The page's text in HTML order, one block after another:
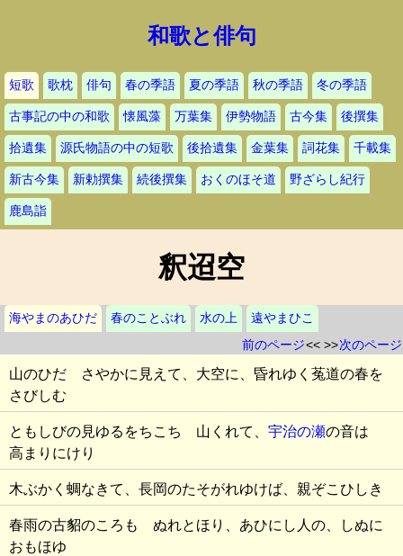
和歌と俳句
短歌 歌枕 俳句 春の季語 夏の季語 秋の季語 冬の季語
古事記の中の和歌 懐風藻 万葉集 伊勢物語 古今集 後撰集
拾遺集 源氏物語の中の短歌 後拾遺集 金葉集 詞花集 千載集
新古今集 新勅撰集 続後撰集 おくのほそ道 野ざらし紀行
鹿島詣
釈迢空
海やまのあひだ 春のことぶれ 水の上
遠やまひこ
前のページ<< >>次のページ
山のひだ さやかに見えて、大空に、昏れゆく菟道の春を
さびしむ
ともしびの見ゆるをちこち 山くれて、 宇治の瀬の音は
高まりにけり
木ぶかく蜩なきて、長岡のたそがれゆけば、親ぞこひしき
春雨の古貂のころも ぬれとほり、あひにし人の、しぬに
おもほゆ